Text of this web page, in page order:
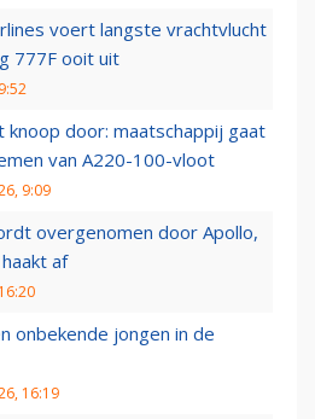
voert langste vrachtvlucht
777F ooit uit
knoop door: maatschappij gaat
van A220-100-vloot
9:09
overgenomen door Apollo,
af
onbekende jongen in de
16:19